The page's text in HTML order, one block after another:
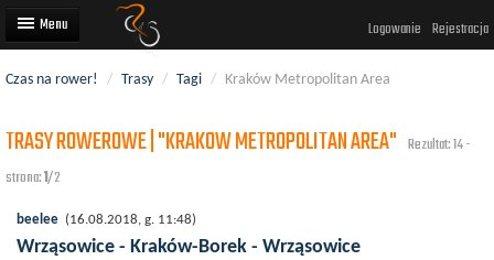
Logowanie Rejestracja
Trasy rowerowe
Wyścigi rowerowe
Użytkownicy
Czas na rower! / Trasy / Tagi / Kraków Metropolitan Area
TRASY ROWEROWE | "KRAKOW METROPOLITAN AREA" Rezultat: 14 -
strona:1/2
beelee (16.08.2018, g. 11:48)
Wrząsowice - Kraków-Borek - Wrząsowice